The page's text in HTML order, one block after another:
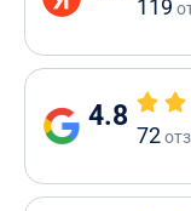
119
4.8
72